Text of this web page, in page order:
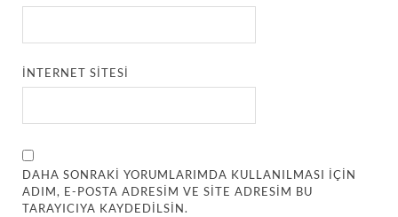
İNTERNET SITESI
DAHA SONRAKI YORUMLARIMDA KULLANILMASI IÇIN
ADIM, E-POSTA ADRESIM VE SITE ADRESIM BU
TARAYICIYA KAYDEDILSIN.